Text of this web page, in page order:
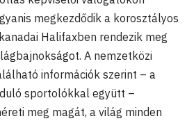
megkezdődik a korosztályos
Halifaxben rendezik meg
A nemzetközi
információk szerint – a
sportolókkal együtt –
meg magát, a világ minden